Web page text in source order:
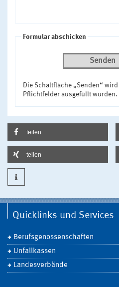
Formular abschicken
Senden
Die Schaltfläche „Senden“
Pflichtfelder ausgefüllt wurden.
teilen
teilen
Quicklinks und Services
Berufsgenossenschaften
Unfallkassen
Landesverbände